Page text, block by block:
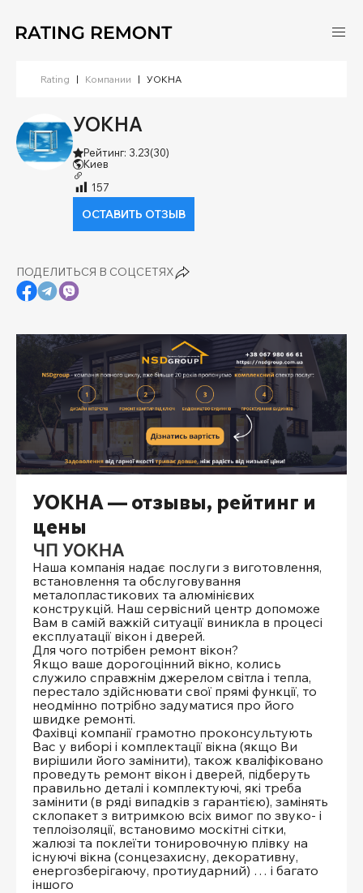
Rating | Компании | УОКНА
УОКНА
Рейтинг: 3.23(30)
Киев
157
ОСТАВИТЬ ОТЗЫВ
ПОДЕЛИТЬСЯ В СОЦСЕТЯХ
УОКНА — отзывы, рейтинг и
цены
ЧП УОКНА
Наша компанія надає послуги з виготовлення,
встановлення та обслуговування
металопластикових та алюмінієвих
конструкцій. Наш сервісний центр допоможе
Вам в самій важкій ситуації виникла в процесі
експлуатації вікон і дверей.
Для чого потрібен ремонт вікон?
Якщо ваше дорогоцінний вікно, колись
служило справжнім джерелом світла і тепла,
перестало здійснювати свої прямі функції, то
неодмінно потрібно задуматися про його
швидке ремонті.
Фахівці компанії грамотно проконсультують
Вас у виборі і комплектації вікна (якщо Ви
вирішили його замінити), також кваліфіковано
проведуть ремонт вікон і дверей, підберуть
правильно деталі і комплектуючі, які треба
замінити (в ряді випадків з гарантією), замінять
склопакет з витримкою всіх вимог по звуко- і
теплоізоляції, встановимо москітні сітки,
жалюзі та поклеїти тонировочную плівку на
існуючі вікна (сонцезахисну, декоративну,
енергозберігаючу, протиударний) … і багато
іншого